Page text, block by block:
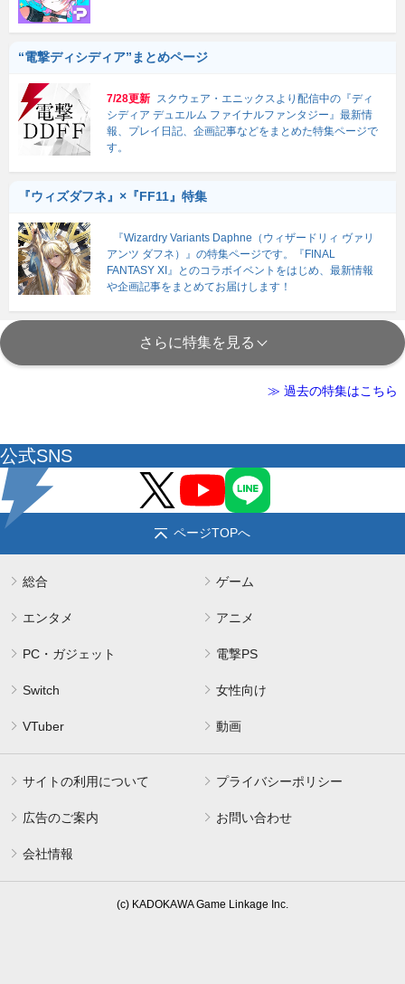
“電撃ディシディア”まとめページ
7/28更新
スクウェア・エニックスより配信中の『ディ
シディア デュエルム ファイナルファンタジー』最新情
報、プレイ日記、企画記事などをまとめた特集ページで
す。
『ウィズダフネ』×『FF11』特集
『Wizardry Variants Daphne（ウィザードリィ ヴァリ
アンツ ダフネ）』の特集ページです。『FINAL
FANTASY XI』とのコラボイベントをはじめ、最新情報
や企画記事をまとめてお届けします！
さらに特集を見る
≫ 過去の特集はこちら
公式SNS
ページTOPへ
総合 ゲーム
エンタメ アニメ
PC・ガジェット 電撃PS
Switch 女性向け
VTuber 動画
サイトの利用について プライバシーポリシー
広告のご案内 お問い合わせ
会社情報
(c) KADOKAWA Game Linkage Inc.